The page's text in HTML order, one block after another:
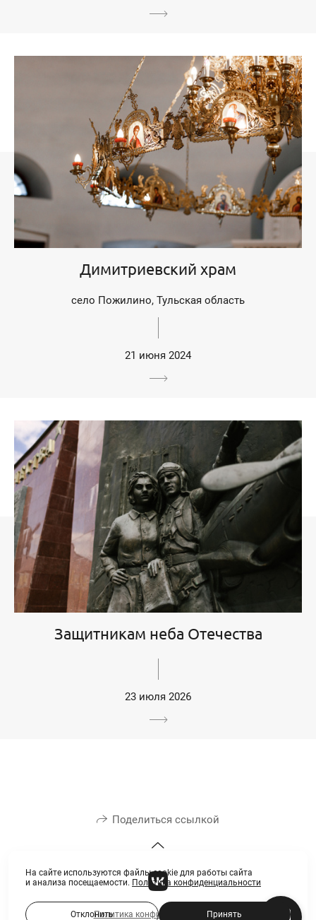
Димитриевский храм
село Пожилино, Тульская область
21 июня 2024
Защитникам неба Отечества
23 июля 2026
Поделиться ссылкой
Политика конфиденциальности
На сайте используются файлы cookie для работы сайта
и анализа посещаемости. Политика конфиденциальности
Отклонить Принять